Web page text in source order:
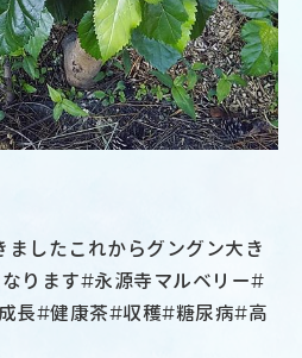
したこれからグングン大き
ります#永源寺マルベリー#
長#健康茶#収穫#糖尿病#高